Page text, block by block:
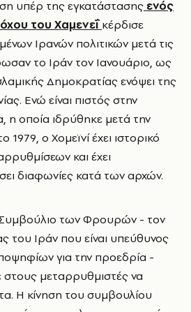
υπέρ της εγκατάστασης ενός
του Χαμενεΐκέρδισε
Ιρανών πολιτικών μετά τις
το Ιράν τον Ιανουάριο, ως
Δημοκρατίας ενόψει της
Ενώ είναι πιστός στην
η οποία ιδρύθηκε μετά την
ο Χομεϊνί έχει ιστορικό
και έχει
διαφωνίες κατά των αρχών.
Συμβούλιο των Φρουρών - τον
του Ιράν που είναι υπεύθυνος
για την προεδρία -
μεταρρυθμιστές να
Η κίνηση του συμβουλίου